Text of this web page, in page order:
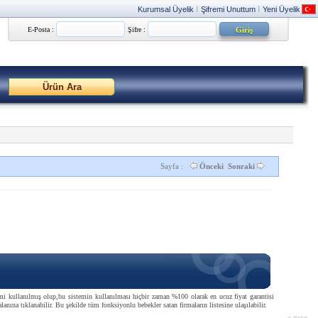
Kurumsal Üyelik Şifremi Unuttum Yeni Üyelik
E-Posta : Şifre :
Sayfa : Önceki Sonraki
olup,bu sistemin kullanılması hiçbir zaman %100 olarak en ucuz fiyat garantisi
tıklanabilir. Bu şekilde tüm fonksiyonlu bebekler satan firmaların listesine ulaşılabilir.